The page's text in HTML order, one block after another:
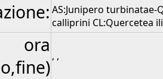
AS:Junipero turbinatae-
calliprini CL:Quercetea
ora , ,